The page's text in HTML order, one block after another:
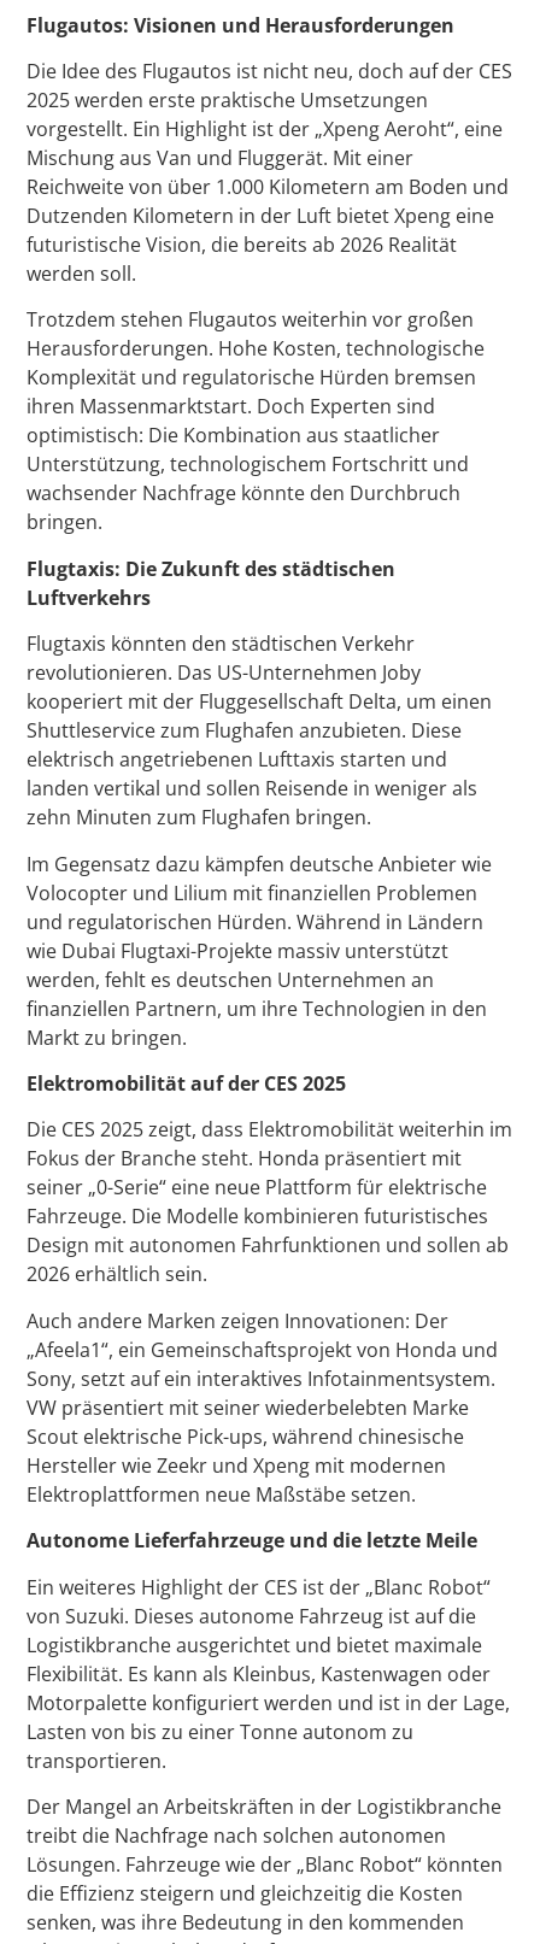
Flugautos: Visionen und Herausforderungen
Die Idee des Flugautos ist nicht neu, doch auf der CES
2025 werden erste praktische Umsetzungen
vorgestellt. Ein Highlight ist der „Xpeng Aeroht“, eine
Mischung aus Van und Fluggerät. Mit einer
Reichweite von über 1.000 Kilometern am Boden und
Dutzenden Kilometern in der Luft bietet Xpeng eine
futuristische Vision, die bereits ab 2026 Realität
werden soll.
Trotzdem stehen Flugautos weiterhin vor großen
Herausforderungen. Hohe Kosten, technologische
Komplexität und regulatorische Hürden bremsen
ihren Massenmarktstart. Doch Experten sind
optimistisch: Die Kombination aus staatlicher
Unterstützung, technologischem Fortschritt und
wachsender Nachfrage könnte den Durchbruch
bringen.
Flugtaxis: Die Zukunft des städtischen
Luftverkehrs
Flugtaxis könnten den städtischen Verkehr
revolutionieren. Das US-Unternehmen Joby
kooperiert mit der Fluggesellschaft Delta, um einen
Shuttleservice zum Flughafen anzubieten. Diese
elektrisch angetriebenen Lufttaxis starten und
landen vertikal und sollen Reisende in weniger als
zehn Minuten zum Flughafen bringen.
Im Gegensatz dazu kämpfen deutsche Anbieter wie
Volocopter und Lilium mit finanziellen Problemen
und regulatorischen Hürden. Während in Ländern
wie Dubai Flugtaxi-Projekte massiv unterstützt
werden, fehlt es deutschen Unternehmen an
finanziellen Partnern, um ihre Technologien in den
Markt zu bringen.
Elektromobilität auf der CES 2025
Die CES 2025 zeigt, dass Elektromobilität weiterhin im
Fokus der Branche steht. Honda präsentiert mit
seiner „0-Serie“ eine neue Plattform für elektrische
Fahrzeuge. Die Modelle kombinieren futuristisches
Design mit autonomen Fahrfunktionen und sollen ab
2026 erhältlich sein.
Auch andere Marken zeigen Innovationen: Der
„Afeela1“, ein Gemeinschaftsprojekt von Honda und
Sony, setzt auf ein interaktives Infotainmentsystem.
VW präsentiert mit seiner wiederbelebten Marke
Scout elektrische Pick-ups, während chinesische
Hersteller wie Zeekr und Xpeng mit modernen
Elektroplattformen neue Maßstäbe setzen.
Autonome Lieferfahrzeuge und die letzte Meile
Ein weiteres Highlight der CES ist der „Blanc Robot“
von Suzuki. Dieses autonome Fahrzeug ist auf die
Logistikbranche ausgerichtet und bietet maximale
Flexibilität. Es kann als Kleinbus, Kastenwagen oder
Motorpalette konfiguriert werden und ist in der Lage,
Lasten von bis zu einer Tonne autonom zu
transportieren.
Der Mangel an Arbeitskräften in der Logistikbranche
treibt die Nachfrage nach solchen autonomen
Lösungen. Fahrzeuge wie der „Blanc Robot“ könnten
die Effizienz steigern und gleichzeitig die Kosten
senken, was ihre Bedeutung in den kommenden